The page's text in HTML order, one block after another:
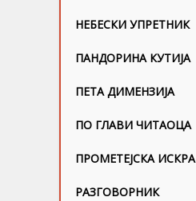
НЕБЕСКИ УПРЕТНИК
ПАНДОРИНА КУТИЈА
ПЕТА ДИМЕНЗИЈА
ПО ГЛАВИ ЧИТАОЦА
ПРОМЕТЕЈСКА ИСКРА
РАЗГОВОРНИК